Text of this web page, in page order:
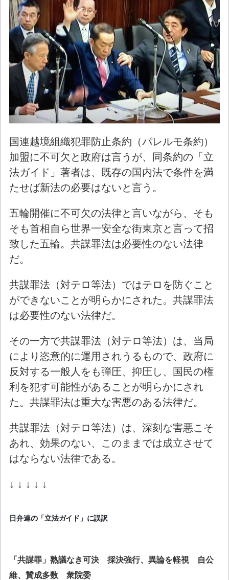
国連越境組織犯罪防止条約（パレルモ条約）
加盟に不可欠と政府は言うが、同条約の「立
法ガイド」著者は、既存の国内法で条件を満
たせば新法の必要はないと言う。
五輪開催に不可欠の法律と言いながら、そも
そも首相自ら世界一安全な街東京と言って招
致した五輪。共謀罪法は必要性のない法律
だ。
共謀罪法（対テロ等法）ではテロを防ぐこと
ができないことが明らかにされた。共謀罪法
は必要性のない法律だ。
その一方で共謀罪法（対テロ等法）は、当局
により恣意的に運用されうるもので、政府に
反対する一般人をも弾圧、抑圧し、国民の権
利を犯す可能性があることが明らかにされ
た。共謀罪法は重大な害悪のある法律だ。
共謀罪法（対テロ等法）は、深刻な害悪こそ
あれ、効果のない、このままでは成立させて
はならない法律である。
↓ ↓ ↓ ↓ ↓
日弁連の「立法ガイド」に誤訳
「共謀罪」熟議なき可決 採決強行、異論を軽視 自公
維、賛成多数 衆院委